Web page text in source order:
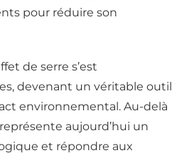
pour réduire son
de serre s’est
devenant un véritable outil
environnemental. Au-delà
aujourd’hui un
et répondre aux